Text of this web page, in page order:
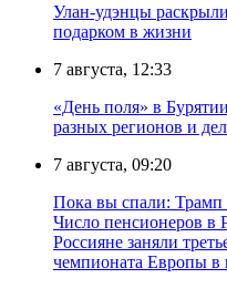
Улан-удэнцы
подарком в жизни
7 августа, 12:33
«День поля» в
разных регионов и
7 августа, 09:20
Пока вы спали: Трамп
Число пенсионеров в
Россияне заняли
чемпионата Европы в